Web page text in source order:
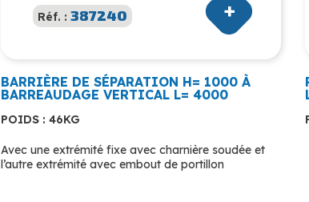
Réf. : 387240
BARRIÈRE DE SÉPARATION H= 1000 À
BARREAUDAGE VERTICAL L= 4000
POIDS : 46KG
Avec une extrémité fixe avec charnière soudée et
l’autre extrémité avec embout de portillon